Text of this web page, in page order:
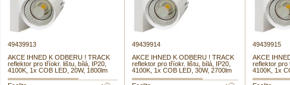
49439913
AKCE IHNED K ODBERU ! TRACK
reflektor pro tříokr. lištu, bílá, IP20,
4100K, 1x COB LED, 20W, 1800lm
49439914
AKCE IHNED K ODBERU ! TRACK
reflektor pro tříokr. lištu, bílá, IP20,
4100K, 1x COB LED, 30W, 2700lm
49439915
AKCE
reflektor pro
4100K, 1x